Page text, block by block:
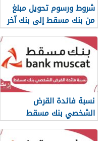
شروط ورسوم تحويل مبلغ
من بنك مسقط إلى بنك آخر
نسبة فائدة القرض
الشخصي بنك مسقط